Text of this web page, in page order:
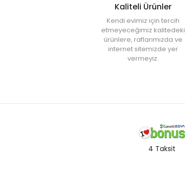
Kaliteli Ürünler
Kendi evimiz için tercih
etmeyeceğimiz kalitedeki
ürünlere, raflarımızda ve
internet sitemizde yer
vermeyiz.
4 Taksit